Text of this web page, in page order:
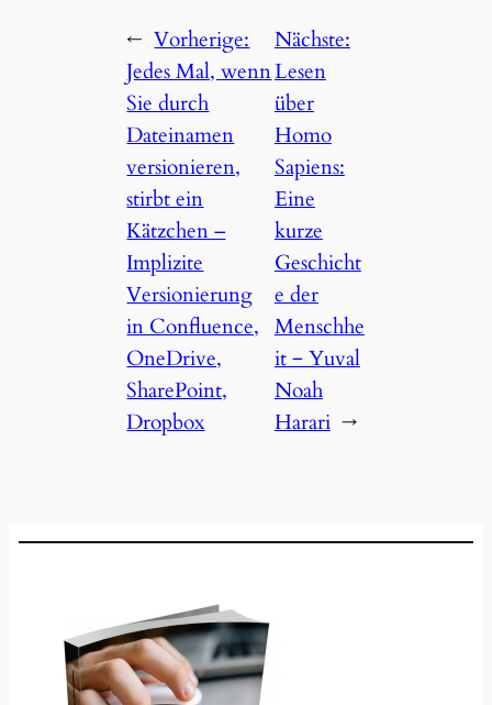
← Vorherige:
Jedes Mal, wenn
Sie durch
Dateinamen
versionieren,
stirbt ein
Kätzchen –
Implizite
Versionierung
in Confluence,
OneDrive,
SharePoint,
Dropbox
Nächste:
Lesen
über
Homo
Sapiens:
Eine
kurze
Geschicht
e der
Menschhe
it ‒ Yuval
Noah
Harari →